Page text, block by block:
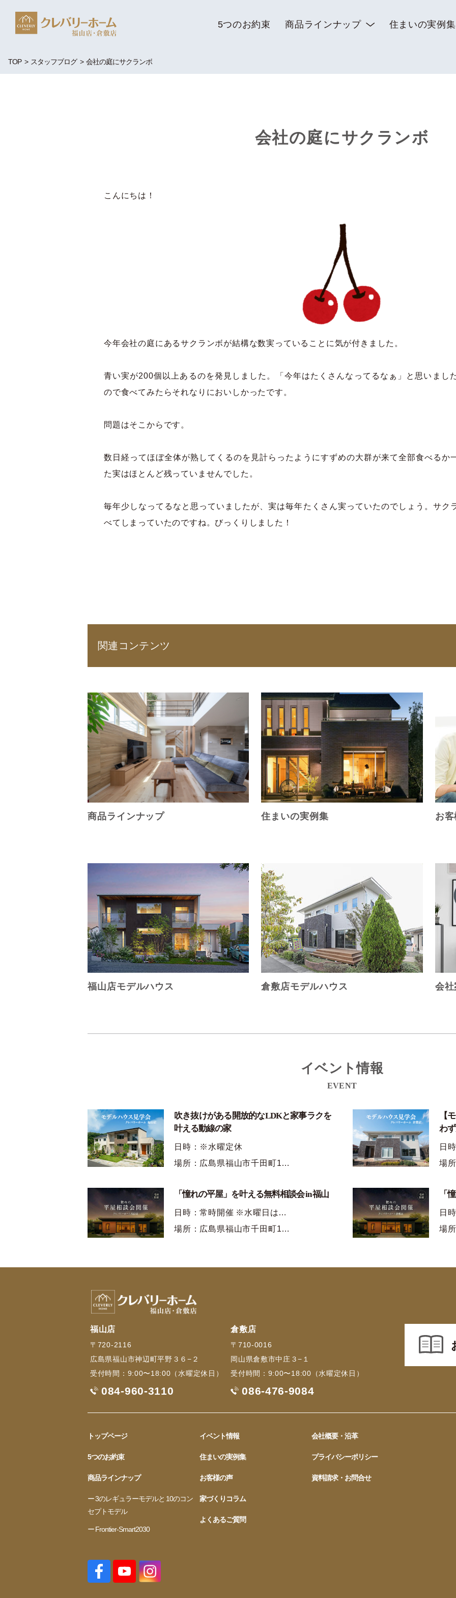
5つのお約束 商品ラインナップ 住まいの実例集
TOP スタッフブログ 会社の庭にサクランボ
会社の庭にサクランボ
こんにちは！
今年会社の庭にあるサクランボが結構な数実っていることに気が付きました。
青い実が200個以上あるのを発見しました。「今年はたくさんなってるなぁ」と思いまし
ので食べてみたらそれなりにおいしかったです。
問題はそこからです。
数日経ってほぼ全体が熟してくるのを見計らったようにすずめの大群が来て全部食べるか
た実はほとんど残っていませんでした。
毎年少しなってるなと思っていましたが、実は毎年たくさん実っていたのでしょう。サク
べてしまっていたのですね。びっくりしました！
関連コンテンツ
商品ラインナップ 住まいの実例集 お
福山店モデルハウス 倉敷店モデルハウス 会
イベント情報
EVENT
吹き抜けがある開放的なLDKと家事ラクを
叶える動線の家
日時：※水曜定休
場所：広島県福山市千田町1…
【
わ
日
場
「憧れの平屋」を叶える無料相談会 in 福山
日時：常時開催 ※水曜日は…
場所：広島県福山市千田町1…
「
日
場
福山店
〒720-2116
広島県福山市神辺町平野３６−２
受付時間：9:00〜18:00（水曜定休日）
084-960-3110
倉敷店
〒710-0016
岡山県倉敷市中庄３−１
受付時間：9:00〜18:00（水曜定休日）
086-476-9084
トップページ
5つのお約束
商品ラインナップ
ー 3のレギュラーモデルと 10のコン
セプトモデル
ー Frontier-Smart2030
イベント情報
住まいの実例集
お客様の声
家づくりコラム
よくあるご質問
会社概要・沿革
プライバシーポリシー
資料請求・お問合せ